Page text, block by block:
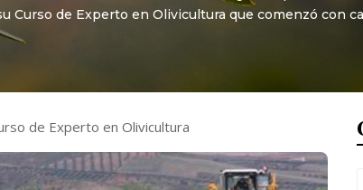
Curso de Experto en Olivicultura que comenzó con
de Experto en Olivicultura